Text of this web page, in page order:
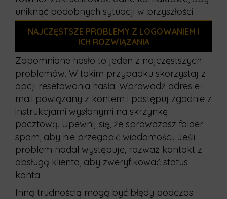
uniknąć podobnych sytuacji w przyszłości.
NAJCZĘSTSZE PROBLEMY Z LOGOWANIEM I
ICH ROZWIĄZANIA
Zapomniane hasło to jeden z najczęstszych
problemów. W takim przypadku skorzystaj z
opcji resetowania hasła. Wprowadź adres e-
mail powiązany z kontem i postępuj zgodnie z
instrukcjami wysłanymi na skrzynkę
pocztową. Upewnij się, że sprawdzasz folder
spam, aby nie przegapić wiadomości. Jeśli
problem nadal występuje, rozważ kontakt z
obsługą klienta, aby zweryfikować status
konta.
Inną trudnością mogą być błędy podczas